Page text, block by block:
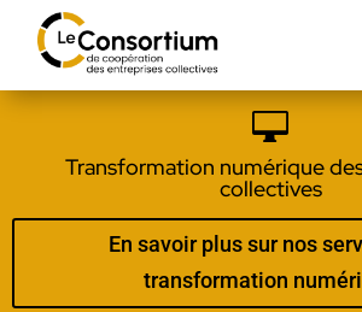

Transformation numérique
collectives
En savoir plus sur nos
transformation